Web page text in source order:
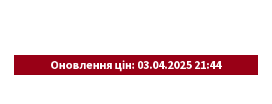
Оновлення цін: 03.04.2025 21:44